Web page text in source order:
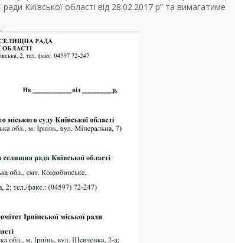
Київської області від 28.02.2017 р” та вимагатиме